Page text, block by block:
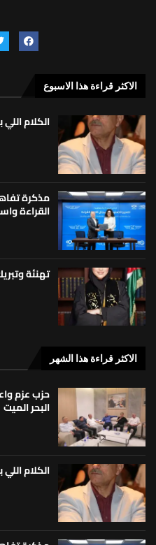
الاكثر قراءة هذا الاسبوع
الكلام
مذكرة
القراءة
تهنئة
الاكثر قراءة هذا الشهر
حزب عزم
البحر الميت
الكلام